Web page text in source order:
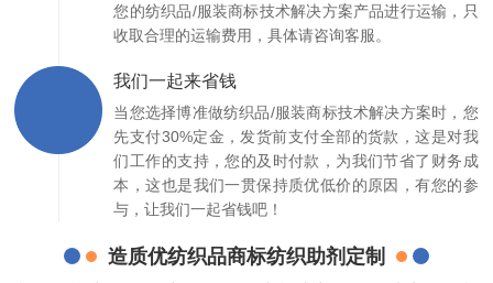
您的纺织品/服装商标技术解决方案产品进行运输，只
收取合理的运输费用，具体请咨询客服。
我们一起来省钱
当您选择博准做纺织品/服装商标技术解决方案时，您
先支付30%定金，发货前支付全部的货款，这是对我
们工作的支持，您的及时付款，为我们节省了财务成
本，这也是我们一贯保持质优低价的原因，有您的参
与，让我们一起省钱吧！
造质优纺织品商标纺织助剂定制